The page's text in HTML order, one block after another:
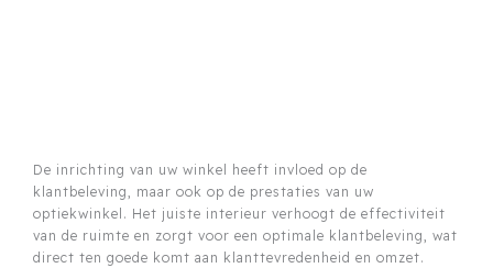
De inrichting van uw winkel heeft invloed op de
klantbeleving, maar ook op de prestaties van uw
optiekwinkel. Het juiste interieur verhoogt de effectiviteit
van de ruimte en zorgt voor een optimale klantbeleving, wat
direct ten goede komt aan klanttevredenheid en omzet.